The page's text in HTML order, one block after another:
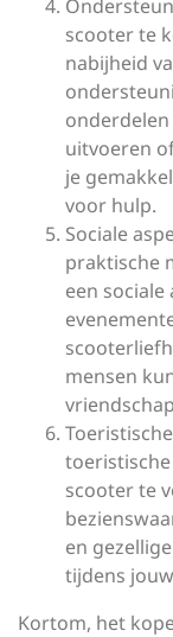
scooter te
nabijheid
uitvoeren
je
voor hulp.
Sociale
praktische
een
mensen
scooter te
en
tijdens
Kortom, het